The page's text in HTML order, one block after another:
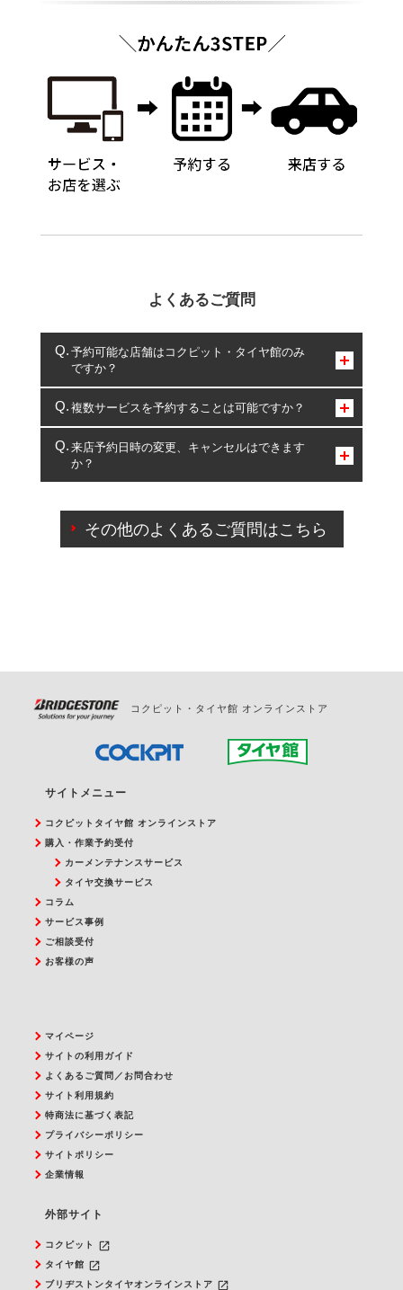
よくあるご質問
予約可能な店舗はコクピット・タイヤ館のみ
ですか？
コクピット・タイヤ館のみとなります。
複数サービスを予約することは可能ですか？
複数サービスのご予約は可能です。
一部の商品・サービスの組み合わせに限り、同時にご予約が
出来ないものもございます。
来店予約日時の変更、キャンセルはできます
か？
ご来店予約日の3営業日前を過ぎている場合のご予約
の日時変更につきましては、直接ご予約の店舗まで
その他のよくあるご質問はこちら
コクピット・タイヤ館 オンラインストア
サイトメニュー
コクピットタイヤ館 オンラインストア
購入・作業予約受付
カーメンテナンスサービス
タイヤ交換サービス
コラム
サービス事例
ご相談受付
お客様の声
マイページ
サイトの利用ガイド
よくあるご質問／お問合わせ
サイト利用規約
特商法に基づく表記
プライバシーポリシー
サイトポリシー
企業情報
外部サイト
コクピット launch
タイヤ館 launch
ブリヂストンタイヤオンラインストア launch